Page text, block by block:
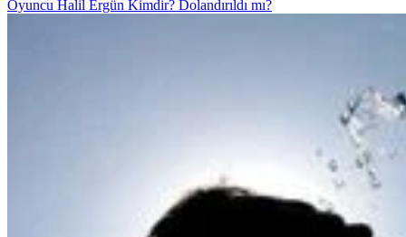
Oyuncu Halil Ergün Kimdir? Dolandırıldı mı?